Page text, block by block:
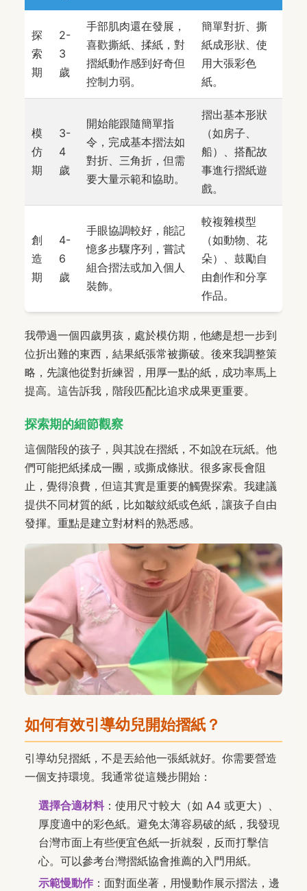
探
索
期
2-
3
歲
手部肌肉還在發展，
喜歡撕紙、揉紙，對
摺紙動作感到好奇但
控制力弱。
簡單對折、撕
紙成形狀、使
用大張彩色
紙。
模
仿
期
3-
4
歲
開始能跟隨簡單指
令，完成基本摺法如
對折、三角折，但需
要大量示範和協助。
摺出基本形狀
（如房子、
船）、搭配故
事進行摺紙遊
戲。
創
造
期
4-
6
歲
手眼協調較好，能記
憶多步驟序列，嘗試
組合摺法或加入個人
裝飾。
較複雜模型
（如動物、花
朵）、鼓勵自
由創作和分享
作品。
我帶過一個四歲男孩，處於模仿期，他總是想一步到
位折出難的東西，結果紙張常被撕破。後來我調整策
略，先讓他從對折練習，用厚一點的紙，成功率馬上
提高。這告訴我，階段匹配比追求成果更重要。
探索期的細節觀察
這個階段的孩子，與其說在摺紙，不如說在玩紙。他
們可能把紙揉成一團，或撕成條狀。很多家長會阻
止，覺得浪費，但這其實是重要的觸覺探索。我建議
提供不同材質的紙，比如皺紋紙或色紙，讓孩子自由
發揮。重點是建立對材料的熟悉感。
如何有效引導幼兒開始摺紙？
引導幼兒摺紙，不是丟給他一張紙就好。你需要營造
一個支持環境。我通常從這幾步開始：
選擇合適材料：使用尺寸較大（如 A4 或更大）、
厚度適中的彩色紙。避免太薄容易破的紙，我發現
台灣市面上有些便宜色紙一折就裂，反而打擊信
心。可以參考台灣摺紙協會推薦的入門用紙。
示範慢動作 ：面對面坐著，用慢動作展示摺法，邊